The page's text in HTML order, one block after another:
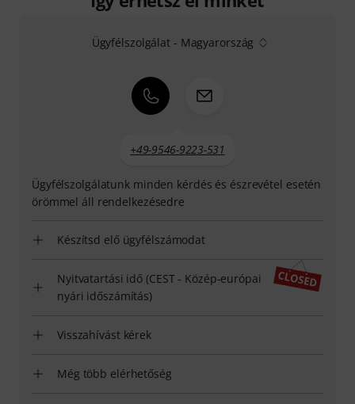
Ügyfélszolgálat - Magyarország
+49-9546-9223-531
Ügyfélszolgálatunk minden kérdés és észrevétel esetén
örömmel áll rendelkezésedre
Készítsd elő ügyfélszámodat
Nyitvatartási idő (CEST - Közép-európai
nyári időszámítás)
Visszahívást kérek
Még több elérhetőség